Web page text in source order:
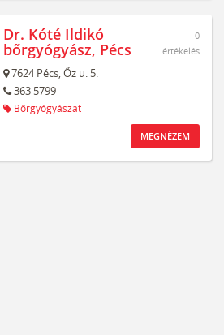
Dr. Kóté Ildikó
bőrgyógyász, Pécs
7624 Pécs,Őz u. 5.
363 5799
Bőrgyógyászat
0
értékelés
MEGNÉZEM